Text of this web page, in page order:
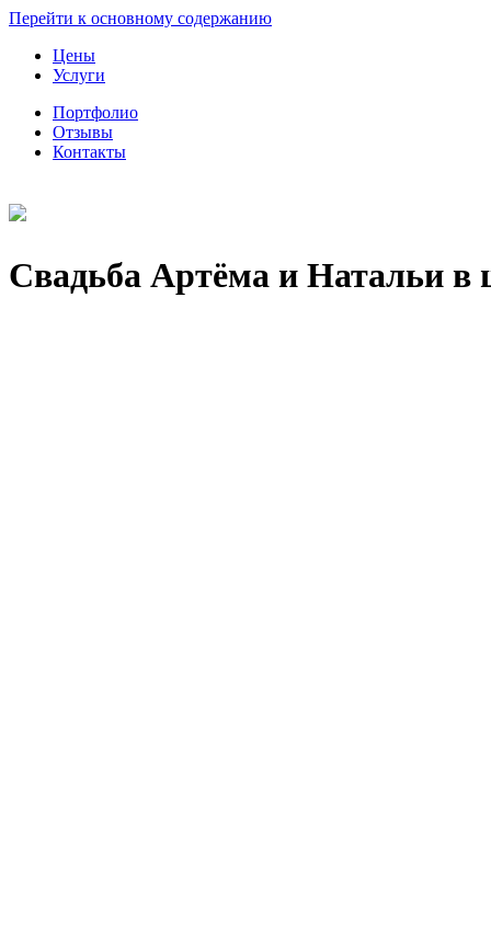
Перейти к основному содержанию
Цены
Услуги
Портфолио
Отзывы
Контакты
Свадьба Артёма и Натальи в